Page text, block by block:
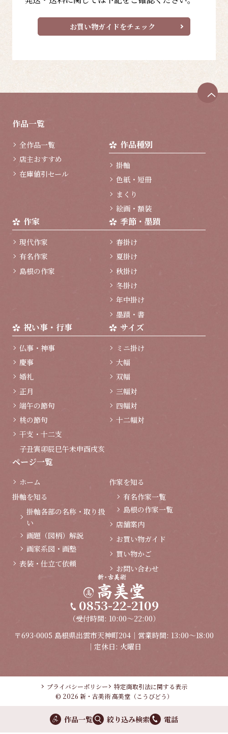
お買い物ガイドをチェック
作品一覧
全作品一覧
店主おすすめ
在庫値引セール
作品種別
掛軸
色紙・短冊
まくり
絵画・額装
作家
現代作家
有名作家
島根の作家
季節・墨蹟
春掛け
夏掛け
秋掛け
冬掛け
年中掛け
墨蹟・書
祝い事・行事
仏事・神事
慶事
婚礼
正月
端午の節句
桃の節句
干支・十二支
子丑寅卯辰巳午未申酉戌亥
サイズ
ミニ掛け
大幅
双幅
三幅対
四幅対
十二幅対
ページ一覧
ホーム
掛軸を知る
掛軸各部の名称・取り扱
い
画題（図柄）解説
画家系図・画塾
表装・仕立て依頼
作家を知る
有名作家一覧
島根の作家一覧
店舗案内
お買い物ガイド
買い物かご
お問い合わせ
0853-22-2109
（受付時間: 10:00～22:00）
〒693-0005 島根県出雲市天神町204｜営業時間: 13:00～18:00
｜定休日: 火曜日
プライバシーポリシー
特定商取引法に関する表示
© 2026 新・古美術 高美堂（こうびどう）
ペ
作品一覧 絞り込み検索 電話